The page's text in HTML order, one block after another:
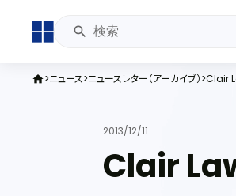
home ニュース ニュースレター（アーカイブ） Clair
2013/12/11
Clair